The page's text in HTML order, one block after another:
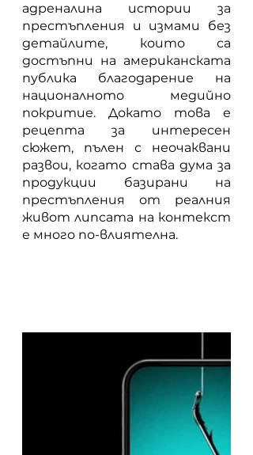
адреналина истории за
престъпления и измами без
детайлите, които са
достъпни на американската
публика благодарение на
националното медийно
покритие. Докато това е
рецепта за интересен
сюжет, пълен с неочаквани
развои, когато става дума за
продукции базирани на
престъпления от реалния
живот липсата на контекст
е много по-влиятелна.